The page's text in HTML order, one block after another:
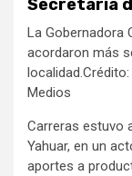
Secretaría
La Gobernadora
acordaron más
Medios
Carreras estuvo
Yahuar, en un
aportes a